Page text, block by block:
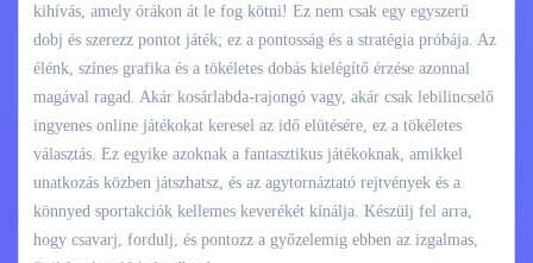
kihívás, amely órákon át le fog kötni! Ez nem csak egy egyszerű
dobj és szerezz pontot játék; ez a pontosság és a stratégia próbája. Az
élénk, színes grafika és a tökéletes dobás kielégítő érzése azonnal
magával ragad. Akár kosárlabda-rajongó vagy, akár csak lebilincselő
ingyenes online játékokat keresel az idő elütésére, ez a tökéletes
választás. Ez egyike azoknak a fantasztikus játékoknak, amikkel
unatkozás közben játszhatsz, és az agytornáztató rejtvények és a
könnyed sportakciók kellemes keverékét kínálja. Készülj fel arra,
hogy csavarj, fordulj, és pontozz a győzelemig ebben az izgalmas,